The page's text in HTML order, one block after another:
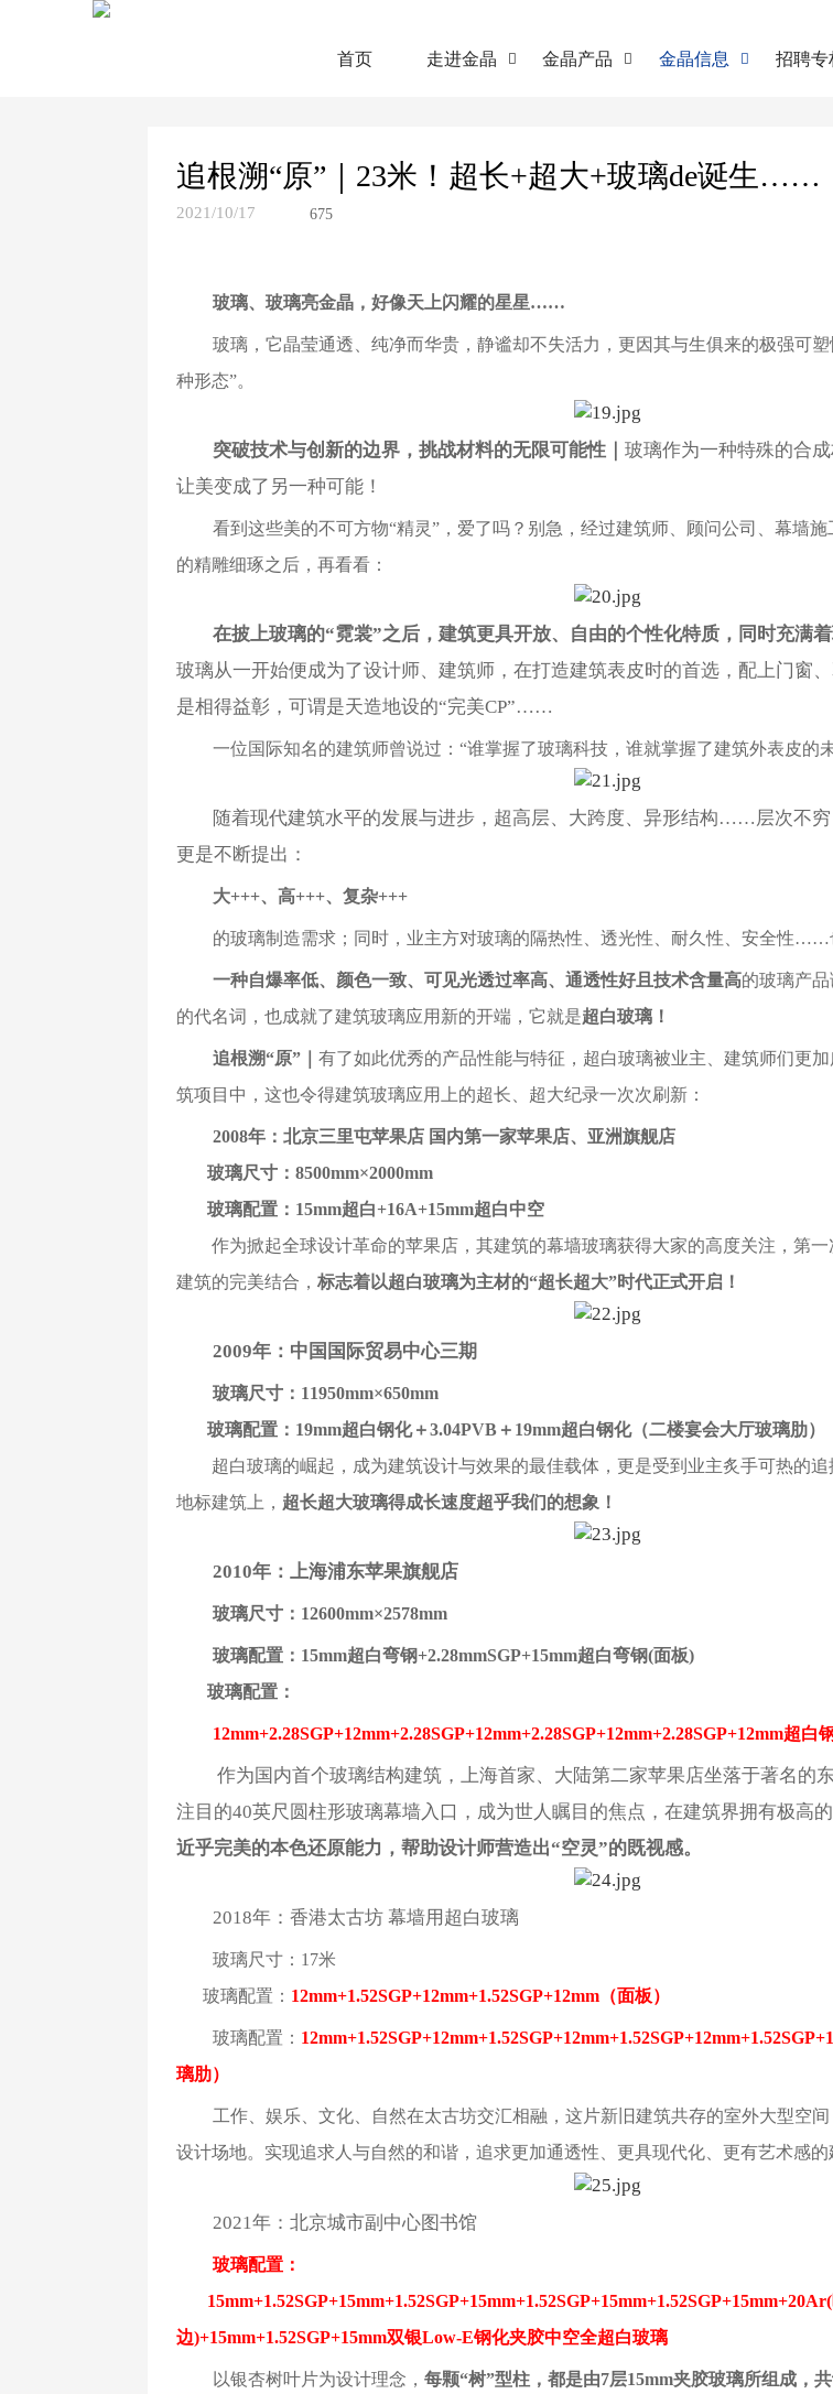
首页 走进金晶  金晶产品  金晶信息  招聘专
追根溯“原”｜23米！超长+超大+玻璃de诞生……
2021/10/17 675
玻璃、玻璃亮金晶，好像天上闪耀的星星……
玻璃，它晶莹通透、纯净而华贵，静谧却不失活力，更因其与生俱来的极强可
种形态”。
突破技术与创新的边界，挑战材料的无限可能性｜玻璃作为一种特殊的合
让美变成了另一种可能！
看到这些美的不可方物“精灵”，爱了吗？别急，经过建筑师、顾问公司、幕墙
的精雕细琢之后，再看看：
在披上玻璃的“霓裳”之后，建筑更具开放、自由的个性化特质，同时充满着
玻璃从一开始便成为了设计师、建筑师，在打造建筑表皮时的首选，配上门窗
是相得益彰，可谓是天造地设的“完美CP”……
一位国际知名的建筑师曾说过：“谁掌握了玻璃科技，谁就掌握了建筑外表皮的未
随着现代建筑水平的发展与进步，超高层、大跨度、异形结构……层次不
更是不断提出：
大+++、高+++、复杂+++
的玻璃制造需求；同时，业主方对玻璃的隔热性、透光性、耐久性、安全性……
一种自爆率低、颜色一致、可见光透过率高、通透性好且技术含量高的玻璃产
的代名词，也成就了建筑玻璃应用新的开端，它就是超白玻璃！
追根溯“原”｜有了如此优秀的产品性能与特征，超白玻璃被业主、建筑师们更
筑项目中，这也令得建筑玻璃应用上的超长、超大纪录一次次刷新：
2008年：北京三里屯苹果店 国内第一家苹果店、亚洲旗舰店
玻璃尺寸：8500mm×2000mm
玻璃配置：15mm超白+16A+15mm超白中空
作为掀起全球设计革命的苹果店，其建筑的幕墙玻璃获得大家的高度关注，第一
建筑的完美结合， 标志着以超白玻璃为主材的“超长超大”时代正式开启！
2009年：中国国际贸易中心三期
玻璃尺寸：11950mm×650mm
玻璃配置：19mm超白钢化＋3.04PVB＋19mm超白钢化（二楼宴会大厅玻璃肋）
超白玻璃的崛起，成为建筑设计与效果的最佳载体，更是受到业主炙手可热的追
地标建筑上， 超长超大玻璃得成长速度超乎我们的想象！
2010年：上海浦东苹果旗舰店
玻璃尺寸：12600mm×2578mm
玻璃配置：15mm超白弯钢+2.28mmSGP+15mm超白弯钢(面板)
玻璃配置：
12mm+2.28SGP+12mm+2.28SGP+12mm+2.28SGP+12mm+2.28SGP+12mm超白
作为国内首个玻璃结构建筑，上海首家、大陆第二家苹果店坐落于著名的
注目的40英尺圆柱形玻璃幕墙入口，成为世人瞩目的焦点，在建筑界拥有极高的
近乎完美的本色还原能力，帮助设计师营造出“空灵”的既视感。
2018年：香港太古坊 幕墙用超白玻璃
玻璃尺寸：17米
玻璃配置： 12mm+1.52SGP+12mm+1.52SGP+12mm（面板）
玻璃配置：
璃肋）
工作、娱乐、文化、自然在太古坊交汇相融，这片新旧建筑共存的室外大型空
设计场地。实现追求人与自然的和谐，追求更加通透性、更具现代化、更有艺术感的
2021年：北京城市副中心图书馆
玻璃配置：
边)+15mm+1.52SGP+15mm双银Low-E钢化夹胶中空全超白玻璃
以银杏树叶片为设计理念，每颗“树”型柱 ，都是由7层15mm夹胶玻璃所组成，